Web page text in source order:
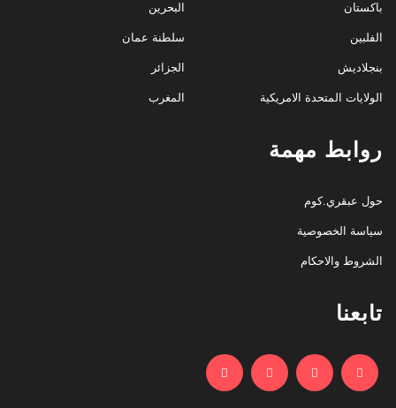
البحرين
سلطنة عمان
الجزائر
المغرب
باكستان
الفلبين
بنجلاديش
الولايات المتحدة الامريكية
روابط مهمة
حول عبقري.كوم
سياسة الخصوصية
الشروط والاحكام
تابعنا